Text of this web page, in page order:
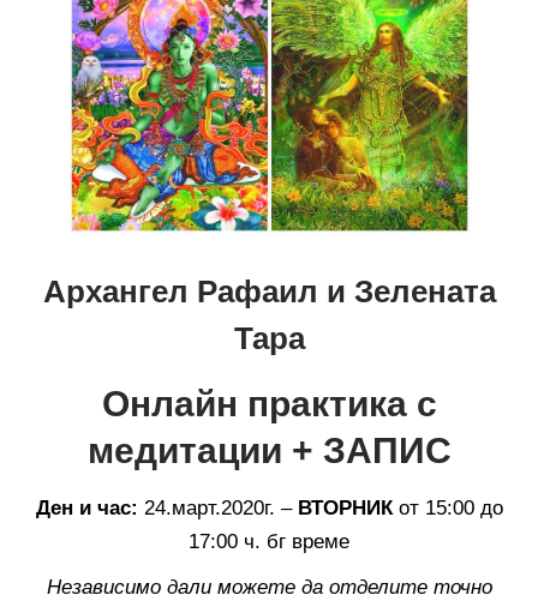
Архангел Рафаил и Зелената
Тара
Онлайн практика с
медитации + ЗАПИС
Ден и час: 24.март.2020г. – ВТОРНИКот 15:00 до
17:00 ч. бг време
Независимо дали можете да отделите точно